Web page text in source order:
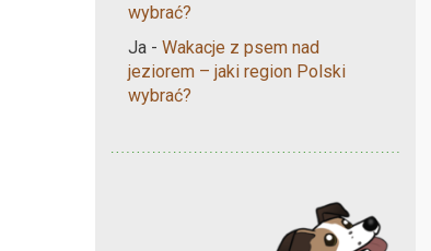
wybrać?
Ja - Wakacje z psem nad
jeziorem – jaki region Polski
wybrać?